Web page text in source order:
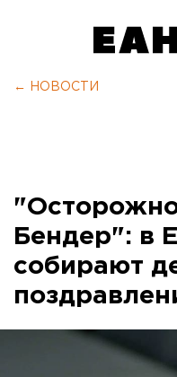
← НОВОСТИ
Бендер": в
собирают